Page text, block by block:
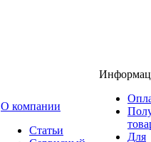
O компании
Статьи
Для